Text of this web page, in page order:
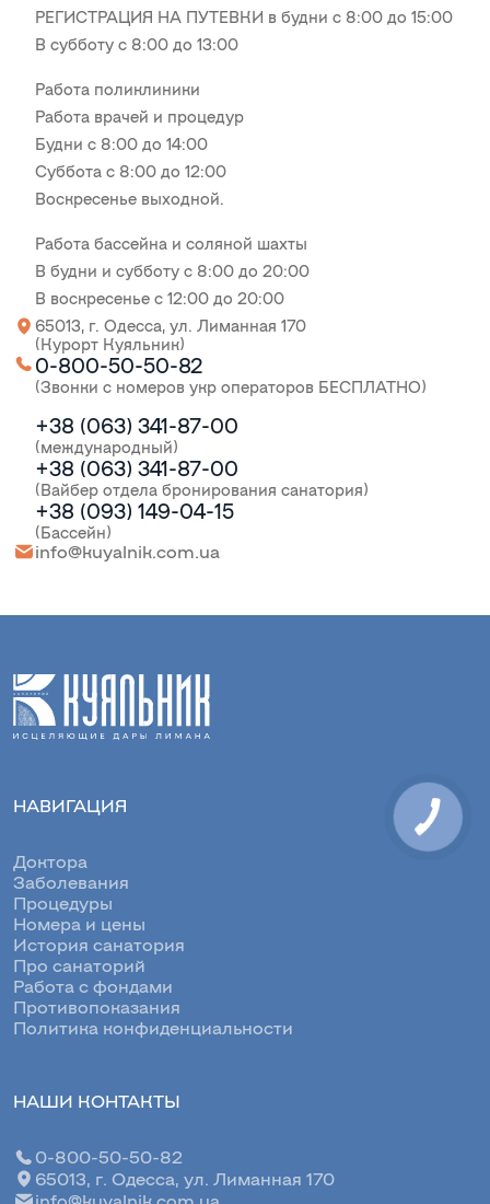
РЕГИСТРАЦИЯ НА ПУТЕВКИ в будни с 8:00 до 15:00
В субботу с 8:00 до 13:00
Работа поликлиники
Работа врачей и процедур
Будни с 8:00 до 14:00
Суббота с 8:00 до 12:00
Воскресенье выходной.
Работа бассейна и соляной шахты
В будни и субботу с 8:00 до 20:00
В воскресенье с 12:00 до 20:00
65013, г. Одесса, ул. Лиманная 170
(Курорт Куяльник)
0-800-50-50-82
(Звонки с номеров укр операторов БЕСПЛАТНО)
+38 (063) 341-87-00
(международный)
+38 (063) 341-87-00
(Вайбер отдела бронирования санатория)
+38 (093) 149-04-15
(Бассейн)
info@kuyalnik.com.ua
НАВИГАЦИЯ
Доктора
Заболевания
Процедуры
Номера и цены
История санатория
Про санаторий
Работа с фондами
Противопоказания
Политика конфиденциальности
НАШИ КОНТАКТЫ
0-800-50-50-82
65013, г. Одесса, ул. Лиманная 170